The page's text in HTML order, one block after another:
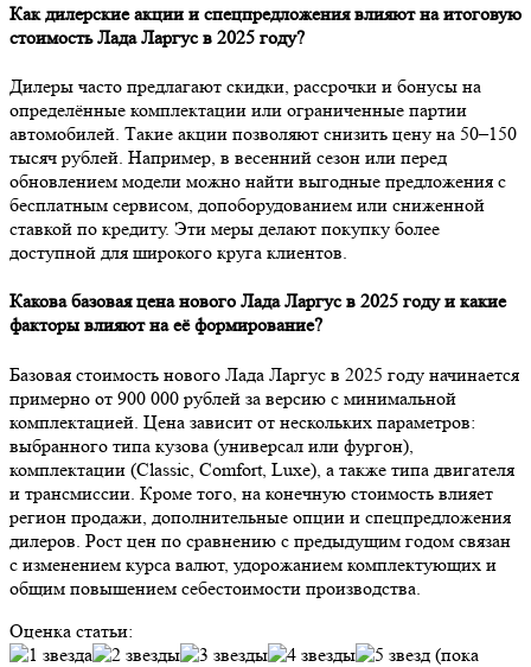
Как дилерские акции и спецпредложения влияют на итоговую
стоимость Лада Ларгус в 2025 году?
Дилеры часто предлагают скидки, рассрочки и бонусы на
определённые комплектации или ограниченные партии
автомобилей. Такие акции позволяют снизить цену на 50–150
тысяч рублей. Например, в весенний сезон или перед
обновлением модели можно найти выгодные предложения с
бесплатным сервисом, допоборудованием или сниженной
ставкой по кредиту. Эти меры делают покупку более
доступной для широкого круга клиентов.
Какова базовая цена нового Лада Ларгус в 2025 году и какие
факторы влияют на её формирование?
Базовая стоимость нового Лада Ларгус в 2025 году начинается
примерно от 900 000 рублей за версию с минимальной
комплектацией. Цена зависит от нескольких параметров:
выбранного типа кузова (универсал или фургон),
комплектации (Classic, Comfort, Luxe), а также типа двигателя
и трансмиссии. Кроме того, на конечную стоимость влияет
регион продажи, дополнительные опции и спецпредложения
дилеров. Рост цен по сравнению с предыдущим годом связан
с изменением курса валют, удорожанием комплектующих и
общим повышением себестоимости производства.
Оценка статьи:
(пока